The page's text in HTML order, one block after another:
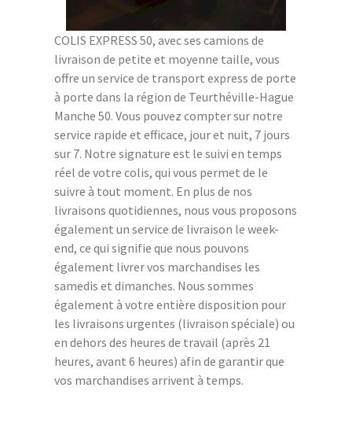
COLIS EXPRESS 50, avec ses camions de
livraison de petite et moyenne taille, vous
offre un service de transport express de porte
à porte dans la région de Teurthéville-Hague
Manche 50. Vous pouvez compter sur notre
service rapide et efficace, jour et nuit, 7 jours
sur 7. Notre signature est le suivi en temps
réel de votre colis, qui vous permet de le
suivre à tout moment. En plus de nos
livraisons quotidiennes, nous vous proposons
également un service de livraison le week-
end, ce qui signifie que nous pouvons
également livrer vos marchandises les
samedis et dimanches. Nous sommes
également à votre entière disposition pour
les livraisons urgentes (livraison spéciale) ou
en dehors des heures de travail (après 21
heures, avant 6 heures) afin de garantir que
vos marchandises arrivent à temps.